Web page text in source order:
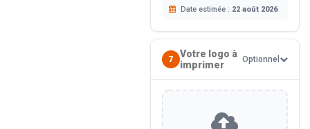
Date estimée : 22 août 2026
7
Votre logo à
imprimer
Optionnel